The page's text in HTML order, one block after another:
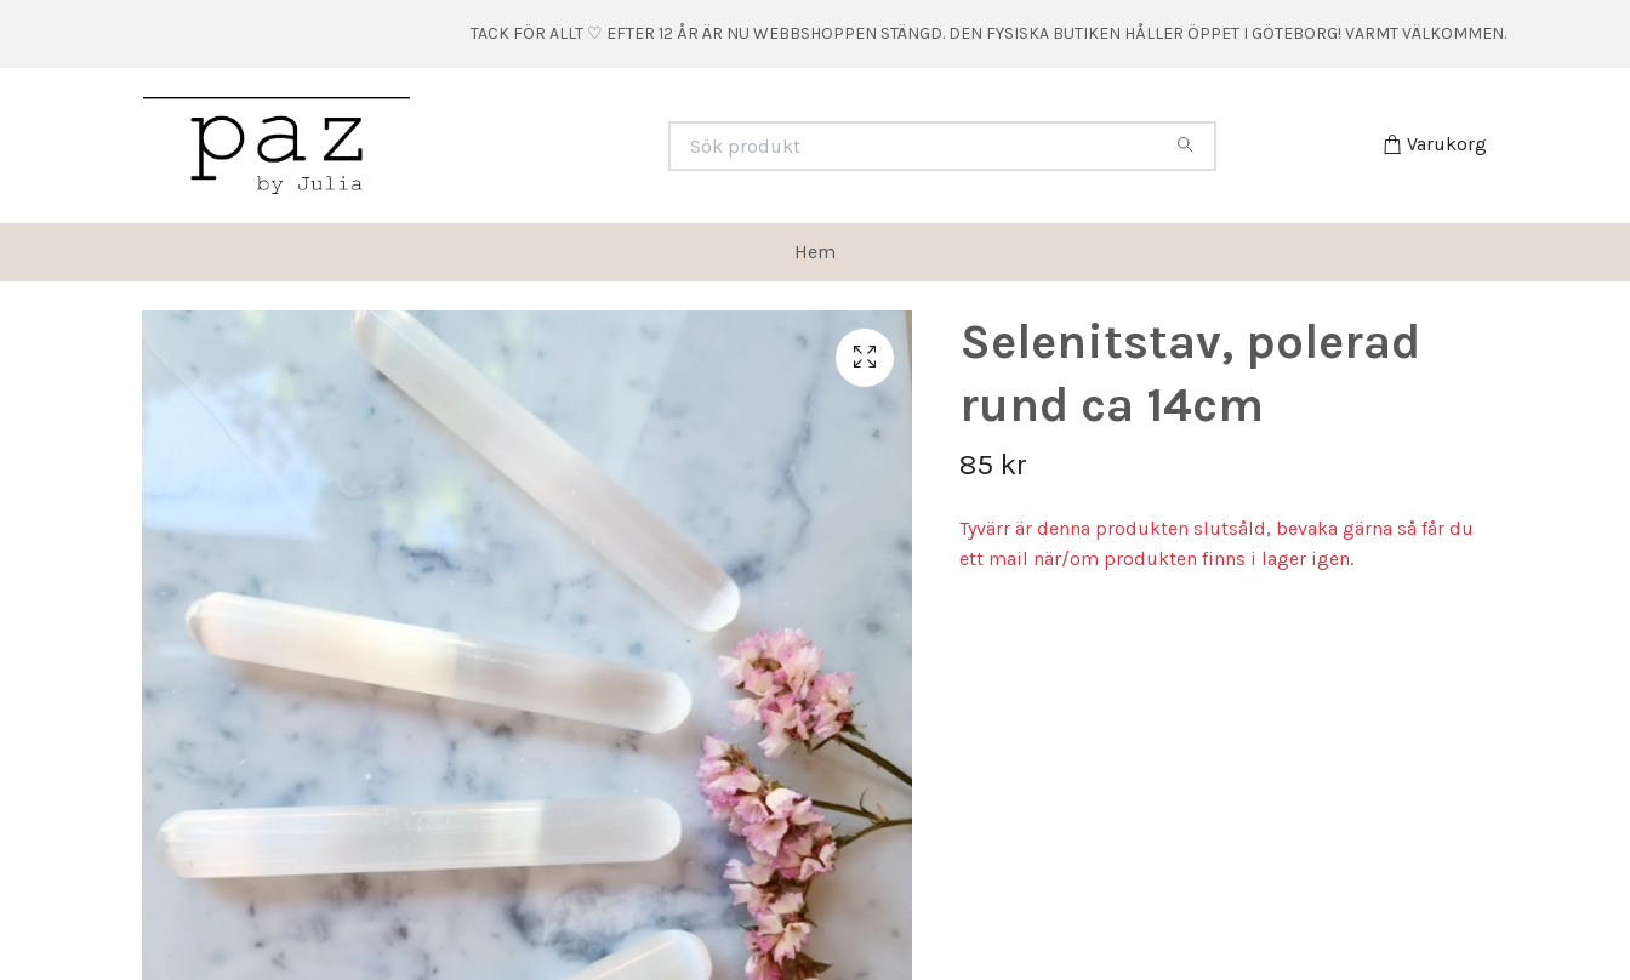
TACK FÖR ALLT ♡ EFTER 12 ÅR ÄR NU WEBBSHOPPEN STÄNGD. DEN FYSISKA BUTIKEN HÅLLER ÖPPET I GÖTEBORG! VARMT VÄLKOMMEN.
Varukorg
Hem
Selenitstav, polerad
rund ca 14cm
85 kr
Tyvärr är denna produkten slutsåld, bevaka gärna så får du
ett mail när/om produkten finns i lager igen.